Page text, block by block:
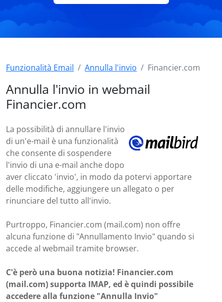
Funzionalità Email Annulla l'invio Financier.com
Annulla l'invio in webmail
Financier.com
La possibilità di annullare l'invio
di un'e-mail è una funzionalità
che consente di sospendere
l'invio di una e-mail anche dopo
aver cliccato 'invio', in modo da potervi apportare
delle modifiche, aggiungere un allegato o per
rinunciare del tutto all'invio.
Purtroppo, Financier.com (mail.com) non offre
alcuna funzione di "Annullamento Invio" quando si
accede al webmail tramite browser.
C'è però una buona notizia! Financier.com
(mail.com) supporta IMAP, ed è quindi possibile
accedere alla funzione "Annulla Invio"